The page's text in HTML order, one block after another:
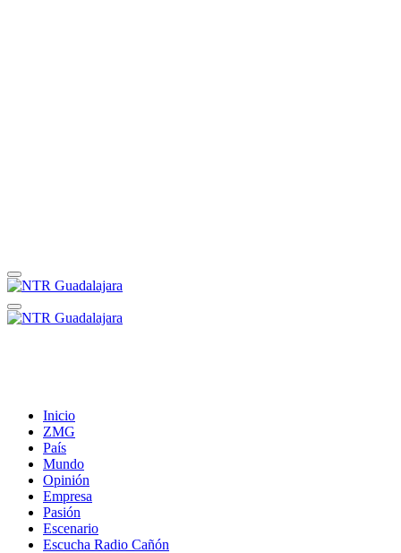
Inicio
ZMG
País
Mundo
Opinión
Empresa
Pasión
Escenario
Escucha Radio Cañón